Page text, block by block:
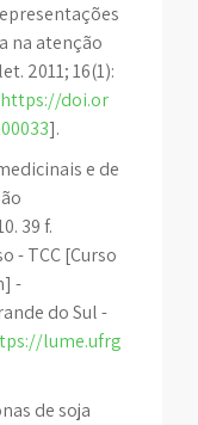
na atenção
2011; 16(1):
https://doi.or
].
e de
39 f.
- TCC [Curso
-
do Sul -
lume.ufrg
de soja